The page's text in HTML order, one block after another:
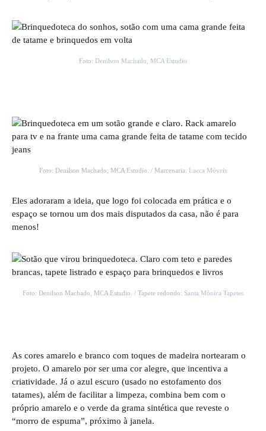
Foto: Denilson Machado, MCA Estudio
Foto: Denilson Machado, MCA Estudio. / Marcenaria: Lacca Móveis
Eles adoraram a ideia, que logo foi colocada em prática e o
espaço se tornou um dos mais disputados da casa, não é para
menos!
Foto: Denilson Machado, MCA Estudio. / Tapete redondo: Santa Mônica Tapetes
As cores amarelo e branco com toques de madeira nortearam o
projeto. O amarelo por ser uma cor alegre, que incentiva a
criatividade. Já o azul escuro (usado no estofamento dos
tatames), além de facilitar a limpeza, combina bem com o
próprio amarelo e o verde da grama sintética que reveste o
“morro de espuma”, próximo à janela.